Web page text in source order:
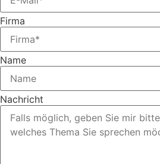
Firma
Name
Nachricht